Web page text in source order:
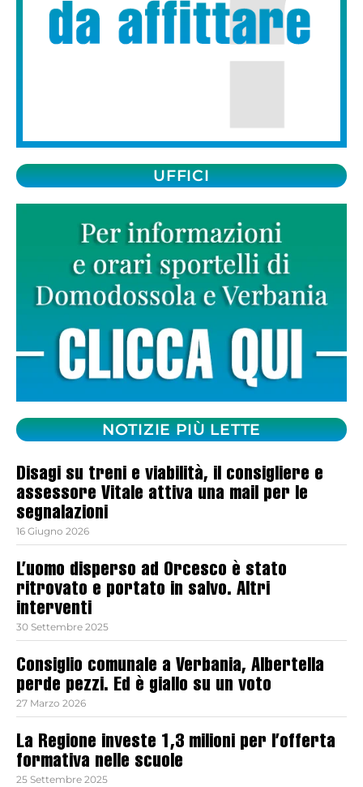
UFFICI
NOTIZIE PIÙ LETTE
Disagi su treni e viabilità, il consigliere e
assessore Vitale attiva una mail per le
segnalazioni
16 Giugno 2026
L’uomo disperso ad Orcesco è stato
ritrovato e portato in salvo. Altri
interventi
30 Settembre 2025
Consiglio comunale a Verbania, Albertella
perde pezzi. Ed è giallo su un voto
27 Marzo 2026
La Regione investe 1,3 milioni per l’offerta
formativa nelle scuole
25 Settembre 2025